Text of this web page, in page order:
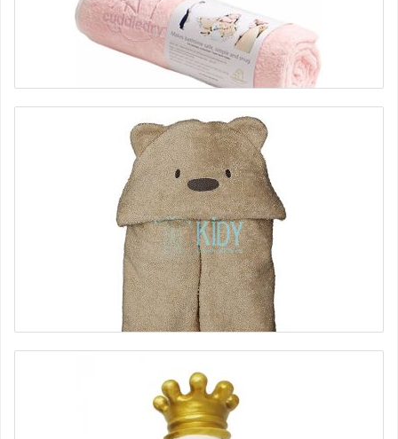
Полотенце банное Lux CuddleDry
Полотенце с уголком MESKUTIS Lorita